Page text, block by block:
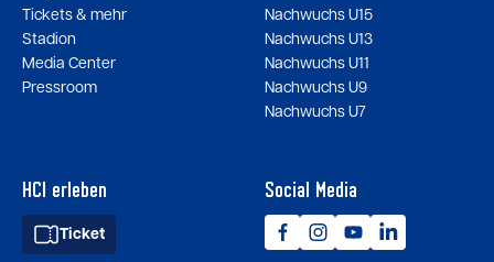
Tickets & mehr
Stadion
Media Center
Pressroom
Nachwuchs U15
Nachwuchs U13
Nachwuchs U11
Nachwuchs U9
Nachwuchs U7
HCI erleben
Ticket
Social Media